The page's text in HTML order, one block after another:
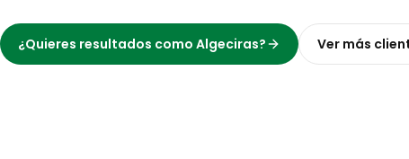
¿Quieres resultados como Algeciras? Ver más